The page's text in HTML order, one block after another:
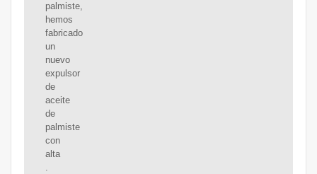
palmiste,
hemos
fabricado
un
nuevo
expulsor
de
aceite
de
palmiste
con
alta
.